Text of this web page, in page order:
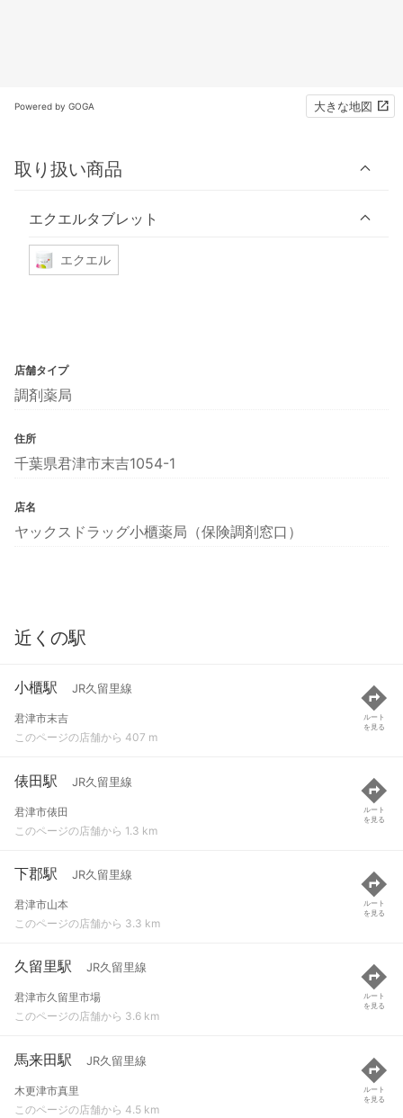
Powered by GOGA 大きな地図
取り扱い商品
エクエルタブレット
エクエル
店舗タイプ
調剤薬局
住所
千葉県君津市末吉1054-1
店名
ヤックスドラッグ小櫃薬局（保険調剤窓口）
近くの駅
小櫃駅 JR久留里線
君津市末吉
このページの店舗から 407 m
ルート
を見る
俵田駅 JR久留里線
君津市俵田
このページの店舗から 1.3 km
ルート
を見る
下郡駅 JR久留里線
君津市山本
このページの店舗から 3.3 km
ルート
を見る
久留里駅 JR久留里線
君津市久留里市場
このページの店舗から 3.6 km
ルート
を見る
馬来田駅 JR久留里線
木更津市真里
このページの店舗から 4.5 km
ルート
を見る